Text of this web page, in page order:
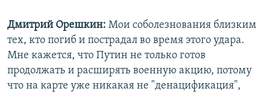
Дмитрий Орешкин: Мои соболезнования близким
тех, кто погиб и пострадал во время этого удара.
Мне кажется, что Путин не только готов
продолжать и расширять военную акцию, потому
что на карте уже никакая не "денацификация",